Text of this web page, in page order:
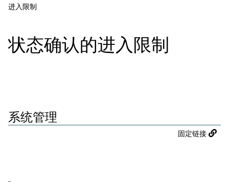
进入限制
状态确认的进入限制
系统管理
固定链接